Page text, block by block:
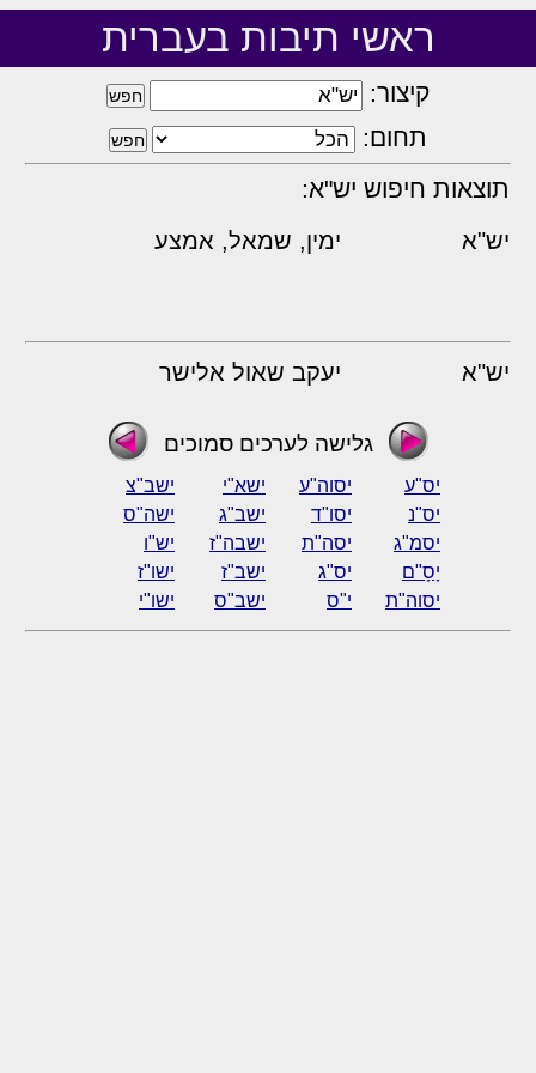
ראשי תיבות בעברית
קיצור:
תחום:
תוצאות חיפוש יש"א:
יש"א ימין, שמאל, אמצע
יש"א יעקב שאול אלישר
גלישה לערכים סמוכים
יס"ע יסוה"ע ישא"י
ישב"צ
יס"נ
יסו"ד ישב"ג
ישה"ס
יסמ"ג
יסה"ת ישבה"ז
יש"ו
יָסָ"ם
יס"ג ישב"ז
ישו"ז
יסוה"ת
י"ס ישב"ס ישו"י